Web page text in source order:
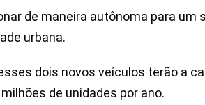
de maneira autônoma para um
urbana.
dois novos veículos terão a
de unidades por ano.